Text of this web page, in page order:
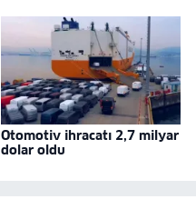
Otomotiv ihracatı 2,7 milyar
dolar oldu